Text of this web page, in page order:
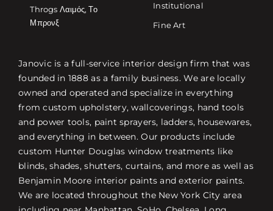
Throgs Λαιμός, Το
Μπρονξ
Institutional
Fine Art
Janovic is a full-service interior design firm that was
founded in 1888 as a family business. We are locally
owned and operated and specialize in everything
from custom upholstery, wallcoverings, hand tools
and power tools, paint sprayers, ladders, housewares,
and everything in between. Our products include
custom Hunter Douglas window treatments like
blinds, shades, shutters, curtains, and more as well as
Benjamin Moore interior paints and exterior paints.
We are located throughout the New York City area